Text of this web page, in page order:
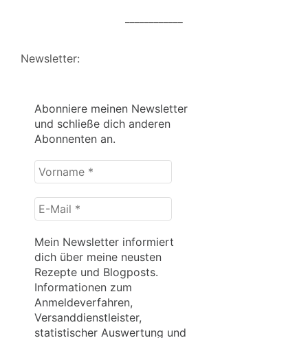
Newsletter:
Abonniere meinen Newsletter
und schließe dich anderen
Abonnenten an.
Vorname
*
E-
Mail
*
Mein Newsletter informiert
dich über meine neusten
Rezepte und Blogposts.
Informationen zum
Anmeldeverfahren,
Versanddienstleister,
statistischer Auswertung und